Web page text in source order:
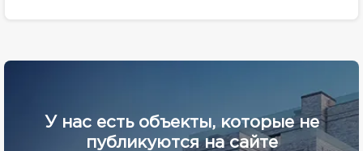
У нас есть объекты, которые не
публикуются на сайте